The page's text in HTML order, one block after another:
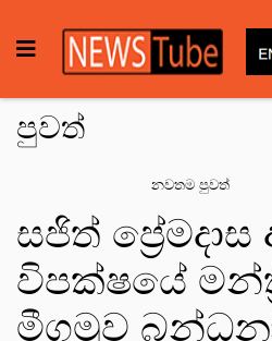
පුවත්
නවතම පුවත්
සජිත්
විපක්ෂයේ
මීගමුව